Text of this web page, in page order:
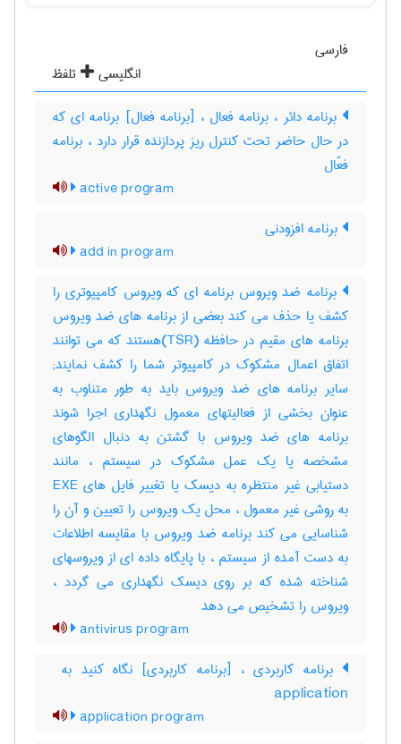
فارسی
انگلیسی
تلفظ
برنامه دائر ، برنامه فعال ، [برنامه فعال] برنامه ای که
در حال حاضر تحت کنترل ریز پردازنده قرار دارد ، برنامه
فعّال
active program
برنامه افزودنی
add in program
برنامه ضد ویروس برنامه ای که ویروس کامپیوتری را
کشف یا حذف می کند بعضی از برنامه های ضد ویروس
برنامه های مقیم در حافظه (TSR)هستند که می توانند
اتفاق اعمال مشکوک در کامپیوتر شما را کشف نمایند;
سایر برنامه های ضد ویروس باید به طور متناوب به
عنوان بخشی از فعالیتهای معمول نگهداری اجرا شوند
برنامه های ضد ویروس با گشتن به دنبال الگوهای
مشخصه یا یک عمل مشکوک در سیستم ، مانند
دستیابی غیر منتظره به دیسک یا تغییر فایل های EXE
به روشی غیر معمول ، محل یک ویروس را تعیین و آن را
شناسایی می کند برنامه ضد ویروس با مقایسه اطلاعات
به دست آمده از سیستم ، با پایگاه داده ای از ویروسهای
شناخته شده که بر روی دیسک نگهداری می گردد ،
ویروس را تشخیص می دهد
antivirus program
application
application program